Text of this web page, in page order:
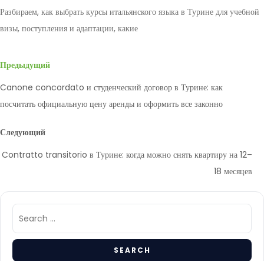
Разбираем, как выбрать курсы итальянского языка в Турине для учебной
визы, поступления и адаптации, какие
Предыдущий
Canone concordato и студенческий договор в Турине: как
посчитать официальную цену аренды и оформить все законно
Следующий
Contratto transitorio в Турине: когда можно снять квартиру на 12–
18 месяцев